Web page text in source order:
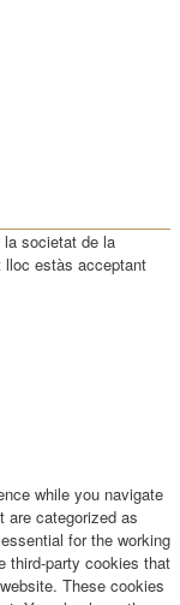
societat de la
lloc estàs acceptant
while you navigate
are categorized as
for the working
third-party cookies that
These cookies